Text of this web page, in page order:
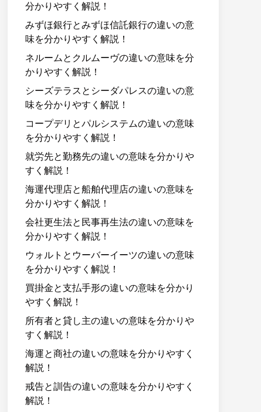
分かりやすく解説！
みずほ銀行とみずほ信託銀行の違いの意
味を分かりやすく解説！
ネルームとクルムーヴの違いの意味を分
かりやすく解説！
シーズテラスとシーダパレスの違いの意
味を分かりやすく解説！
コープデリとパルシステムの違いの意味
を分かりやすく解説！
就労先と勤務先の違いの意味を分かりや
すく解説！
海運代理店と船舶代理店の違いの意味を
分かりやすく解説！
会社更生法と民事再生法の違いの意味を
分かりやすく解説！
ウォルトとウーバーイーツの違いの意味
を分かりやすく解説！
買掛金と支払手形の違いの意味を分かり
やすく解説！
所有者と貸し主の違いの意味を分かりや
すく解説！
海運と商社の違いの意味を分かりやすく
解説！
戒告と訓告の違いの意味を分かりやすく
解説！